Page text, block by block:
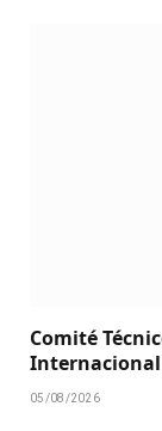
Comité
Internacional
05/08/2026